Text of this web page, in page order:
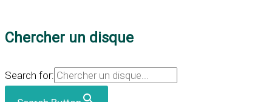
Chercher un disque
Search for: